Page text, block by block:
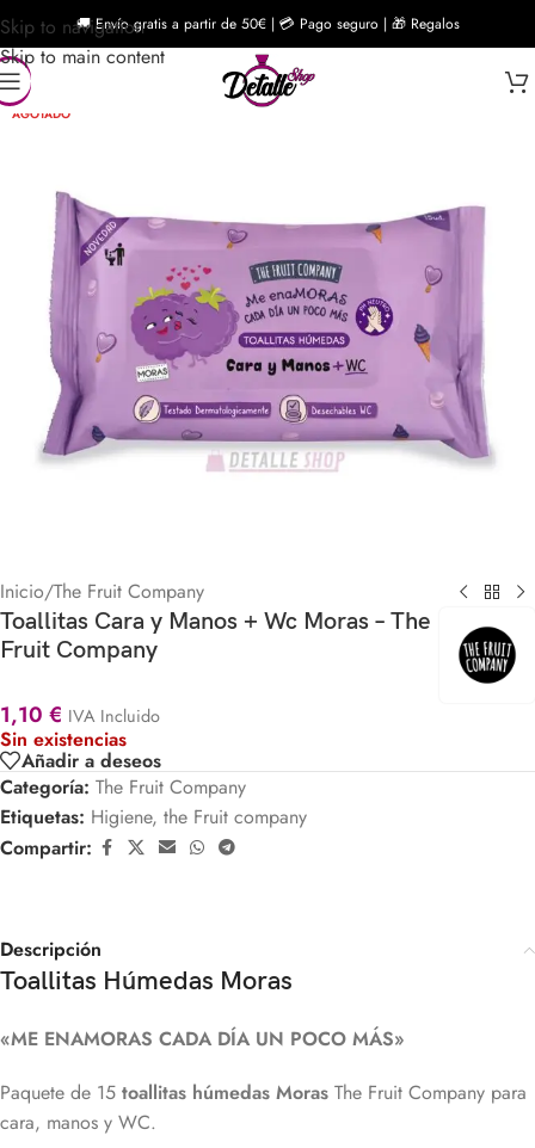
Skip to navigation
Skip to main content
🚚 Envío gratis a partir de 50€ | 💳 Pago seguro | 🎁 Regalos
AGOTADO
Inicio/The Fruit Company
Toallitas Cara y Manos + Wc Moras – The
Fruit Company
1,10 € IVA Incluido
Sin existencias
Añadir a deseos
Categoría: The Fruit Company
Etiquetas: Higiene, the Fruit company
Compartir:
Descripción
Toallitas Húmedas Moras
«ME ENAMORAS CADA DÍA UN POCO MÁS»
Paquete de 15 toallitas húmedas Moras The Fruit Company para
cara, manos y WC.